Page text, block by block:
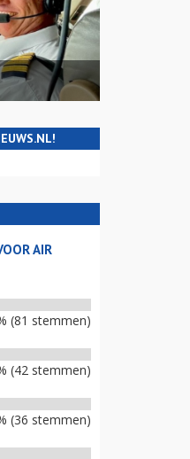
AIR
(81 stemmen)
(42 stemmen)
(36 stemmen)